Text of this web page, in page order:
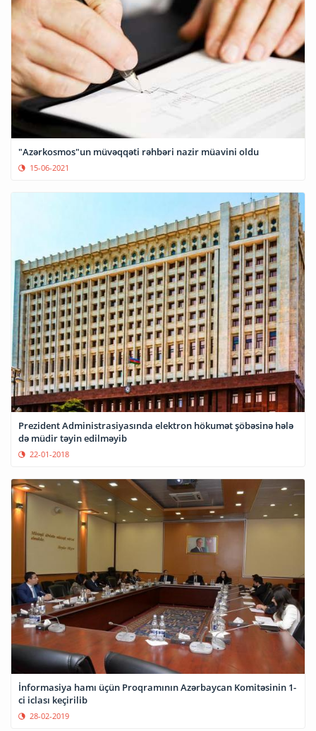
"Azərkosmos"un müvəqqəti rəhbəri nazir müavini oldu
15-06-2021
Prezident Administrasiyasında elektron hökumət şöbəsinə hələ
də müdir təyin edilməyib
22-01-2018
İnformasiya hamı üçün Proqramının Azərbaycan Komitəsinin 1-
ci iclası keçirilib
28-02-2019